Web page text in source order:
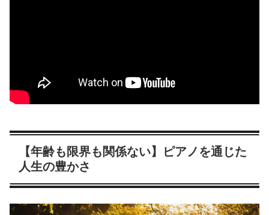
【年齢も限界も関係ない】ピアノを通じた
人生の豊かさ